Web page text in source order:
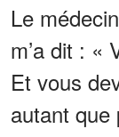
Le
m’a dit : «
Et vous
autant que